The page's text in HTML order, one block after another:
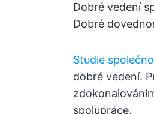
Dobré vedení
Dobré
Studie
dobré vedení.
spolupráce.